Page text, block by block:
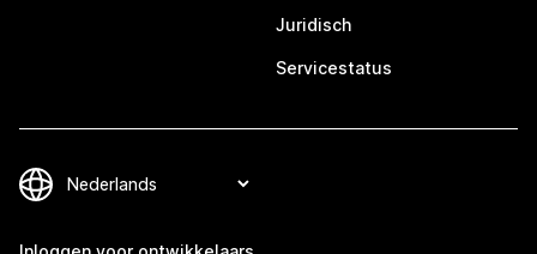
Juridisch
Servicestatus